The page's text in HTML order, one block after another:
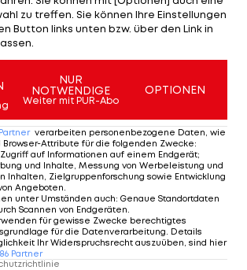
zu treffen. Sie können Ihre Einstellungen
Button links unten bzw. über den Link in
NUR
NOTWENDIGE
Weiter mit PUR-Abo
OPTIONEN
Partner verarbeiten personenbezogene Daten, wie
Browser-Attribute für die folgenden Zwecke:
auf Informationen auf einem Endgerät;
und Inhalte, Messung von Werbeleistung und
Inhalten, Zielgruppenforschung sowie Entwicklung
Angeboten.
unter Umständen auch: Genaue Standortdaten
Scannen von Endgeräten.
für gewisse Zwecke berechtigtes
für die Datenverarbeitung. Details
Ihr Widerspruchsrecht auszuüben, sind hier
Partner